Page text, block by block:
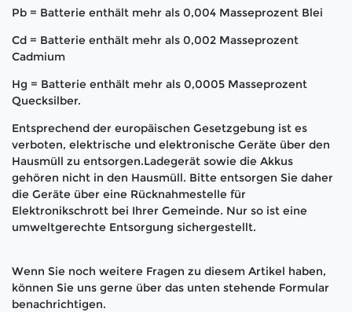
Pb = Batterie enthält mehr als 0,004 Masseprozent Blei
Cd = Batterie enthält mehr als 0,002 Masseprozent
Cadmium
Hg = Batterie enthält mehr als 0,0005 Masseprozent
Quecksilber.
Entsprechend der europäischen Gesetzgebung ist es
verboten, elektrische und elektronische Geräte über den
Hausmüll zu entsorgen.Ladegerät sowie die Akkus
gehören nicht in den Hausmüll. Bitte entsorgen Sie daher
die Geräte über eine Rücknahmestelle für
Elektronikschrott bei Ihrer Gemeinde. Nur so ist eine
umweltgerechte Entsorgung sichergestellt.
Wenn Sie noch weitere Fragen zu diesem Artikel haben,
können Sie uns gerne über das unten stehende Formular
benachrichtigen.